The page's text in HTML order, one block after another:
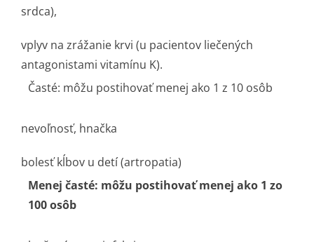
srdca),
vplyv na zrážanie krvi (u pacientov liečených
antagonistami vitamínu K).
Časté: môžu postihovať menej ako 1 z 10 osôb
nevoľnosť, hnačka
bolesť kĺbov u detí (artropatia)
Menej časté: môžu postihovať menej ako 1 zo
100 osôb